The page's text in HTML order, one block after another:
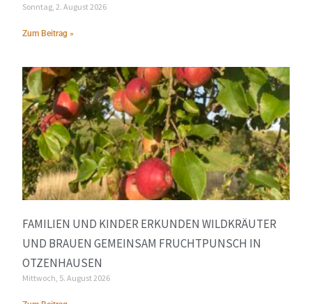
Sonntag, 2. August 2026
Zum Beitrag »
FAMILIEN UND KINDER ERKUNDEN WILDKRÄUTER
UND BRAUEN GEMEINSAM FRUCHTPUNSCH IN
OTZENHAUSEN
Mittwoch, 5. August 2026